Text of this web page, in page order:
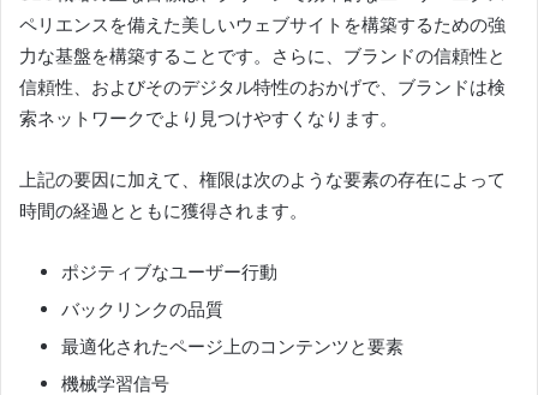
ペリエンスを備えた美しいウェブサイト を構築するための強
力な基盤を構築すること です。
さらに、ブランドの信頼性と
信頼性、およびそのデジタル特性のおかげで、ブランドは検
索ネットワークでより見つけやすくなります。
上記の要因に加えて、権限は次のような要素の存在によって
時間の経過とともに獲得されます。
ポジティブなユーザー行動
バックリンクの品質
最適化されたページ上のコンテンツと要素
機械学習信号